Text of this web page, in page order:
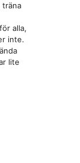
träna
alla,
inte.
lite